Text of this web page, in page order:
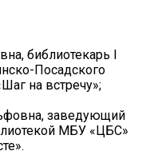
библиотекарь I
Посадского
на встречу»;
заведующий
МБУ «ЦБС»